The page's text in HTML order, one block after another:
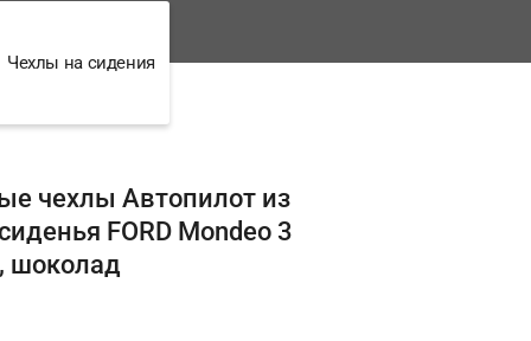
Чехлы на сидения
чехлы Автопилот из
FORD Mondeo 3
шоколад